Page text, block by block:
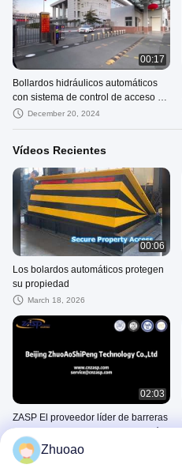
00:17
Bollardos hidráulicos automáticos
con sistema de control de acceso a
puertas de vigas ascendentes
December 20, 2024
Vídeos Recientes
00:06
Los bolardos automáticos protegen
su propiedad
March 18, 2026
02:03
ZASP El proveedor líder de barreras
de seguridad vial para la mitigación
de vehículos hostiles en China
April 22, 2025
Zhuoao